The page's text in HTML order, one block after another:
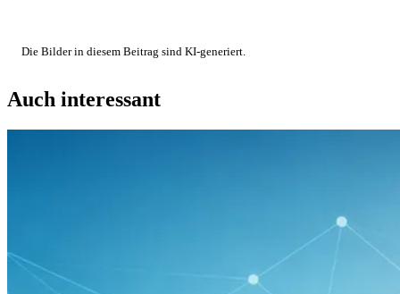
Die Bilder in diesem Beitrag sind KI-generiert.
Auch interessant